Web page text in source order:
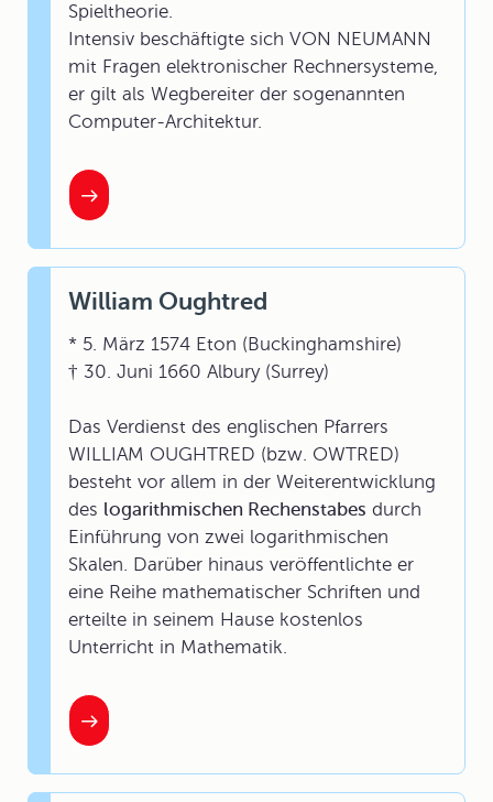
Spieltheorie.
Intensiv beschäftigte sich VON NEUMANN
mit Fragen elektronischer Rechnersysteme,
er gilt als Wegbereiter der sogenannten
Computer-Architektur.
William Oughtred
* 5. März 1574 Eton (Buckinghamshire)
† 30. Juni 1660 Albury (Surrey)
Das Verdienst des englischen Pfarrers
WILLIAM OUGHTRED (bzw. OWTRED)
besteht vor allem in der Weiterentwicklung
des logarithmischen Rechenstabes durch
Einführung von zwei logarithmischen
Skalen. Darüber hinaus veröffentlichte er
eine Reihe mathematischer Schriften und
erteilte in seinem Hause kostenlos
Unterricht in Mathematik.